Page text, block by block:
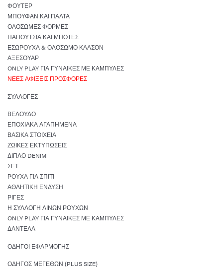
ΦΟΎΤΕΡ
ΜΠΟΥΦΆΝ ΚΑΙ ΠΑΛΤΆ
ΟΛΌΣΩΜΕΣ ΦΌΡΜΕΣ
ΠΑΠΟΎΤΣΙΑ ΚΑΙ ΜΠΌΤΕΣ
ΕΣΏΡΟΥΧΑ & ΟΛΌΣΩΜΟ ΚΑΛΣΌΝ
ΑΞΕΣΟΥΆΡ
ONLY PLAY ΓΙΑ ΓΥΝΑΊΚΕΣ ΜΕ ΚΑΜΠΎΛΕΣ
ΝΈΕΣ ΑΦΊΞΕΙΣ ΠΡΟΣΦΟΡΈΣ
ΣΥΛΛΟΓΈΣ
ΒΕΛΟΎΔΟ
ΕΠΟΧΙΑΚΆ ΑΓΑΠΗΜΈΝΑ
ΒΑΣΙΚΆ ΣΤΟΙΧΕΊΑ
ΖΩΙΚΈΣ ΕΚΤΥΠΏΣΕΙΣ
ΔΙΠΛΌ DENIM
ΣΕΤ
ΡΟΎΧΑ ΓΙΑ ΣΠΙΤΙ
ΑΘΛΗΤΙΚΉ ΈΝΔΥΣΗ
ΡΊΓΕΣ
Η ΣΥΛΛΟΓΉ ΛΙΝΏΝ ΡΟΎΧΩΝ
ONLY PLAY ΓΙΑ ΓΥΝΑΊΚΕΣ ΜΕ ΚΑΜΠΎΛΕΣ
ΔΑΝΤΈΛΑ
ΟΔΗΓΟΊ ΕΦΑΡΜΟΓΉΣ
ΟΔΗΓΌΣ ΜΕΓΕΘΏΝ (PLUS SIZE)